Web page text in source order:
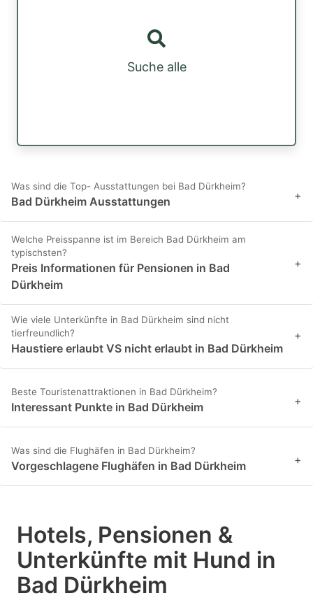
Suche alle
Was sind die Top- Ausstattungen bei Bad Dürkheim?
Bad Dürkheim Ausstattungen +
Welche Preisspanne ist im Bereich Bad Dürkheim am
typischsten?
Preis Informationen für Pensionen in Bad
Dürkheim
+
Wie viele Unterkünfte in Bad Dürkheim sind nicht
tierfreundlich?
Haustiere erlaubt VS nicht erlaubt in Bad Dürkheim
+
Beste Touristenattraktionen in Bad Dürkheim?
Interessant Punkte in Bad Dürkheim +
Was sind die Flughäfen in Bad Dürkheim?
Vorgeschlagene Flughäfen in Bad Dürkheim +
Hotels, Pensionen &
Unterkünfte mit Hund in
Bad Dürkheim